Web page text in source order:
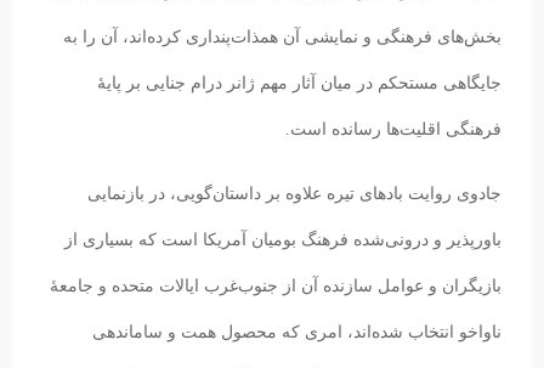
بخش‌های فرهنگی و نمایشی آن همذات‌پنداری کرده‌اند، آن را به
جایگاهی مستحکم در میان آثار مهم ژانر درام جنایی بر پایهٔ
فرهنگی اقلیت‌ها رسانده است.
جادوی روایت بادهای تیره علاوه بر داستان‌گویی، در بازنمایی
باورپذیر و درونی‌شده فرهنگ بومیان آمریکا است که بسیاری از
بازیگران و عوامل سازنده آن از جنوب‌غرب ایالات متحده و جامعهٔ
ناواخو انتخاب شده‌اند، امری که محصول همت و ساماندهی